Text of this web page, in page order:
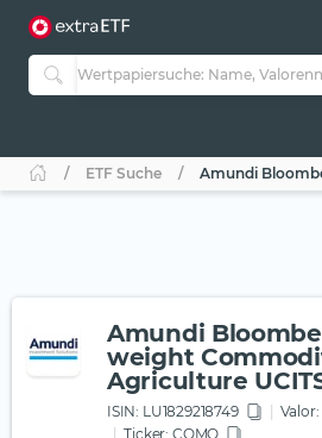
ETF Suche Amundi
Amundi
weight
Agriculture
ISIN: LU1829218749
Ticker: COMO